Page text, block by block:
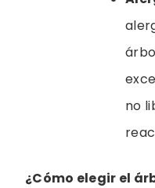
no
¿Cómo elegir el